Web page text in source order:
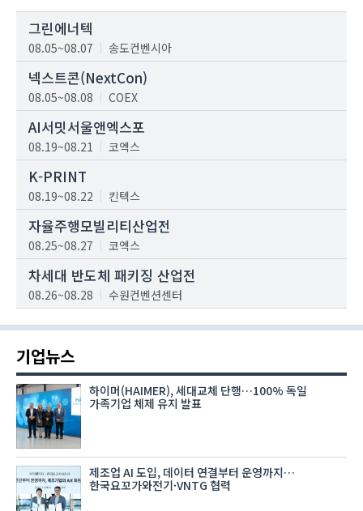
그린에너텍
08.05~08.07 송도컨벤시아
넥스트콘(NextCon)
08.05~08.08 COEX
AI서밋서울앤엑스포
08.19~08.21 코엑스
K-PRINT
08.19~08.22 킨텍스
자율주행모빌리티산업전
08.25~08.27 코엑스
차세대 반도체 패키징 산업전
08.26~08.28 수원컨벤션센터
기업뉴스
하이머(HAIMER), 세대교체 단행…100% 독일
가족기업 체제 유지 발표
제조업 AI 도입, 데이터 연결부터 운영까지…
한국요꼬가와전기·VNTG 협력